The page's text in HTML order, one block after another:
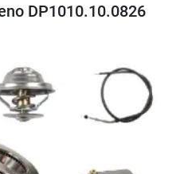
DP1010.10.0826